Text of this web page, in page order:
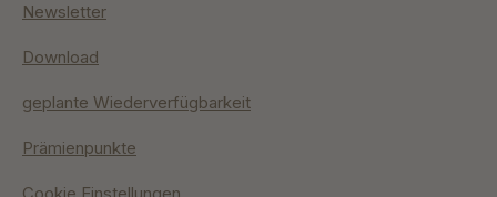
Newsletter
Download
geplante Wiederverfügbarkeit
Prämienpunkte